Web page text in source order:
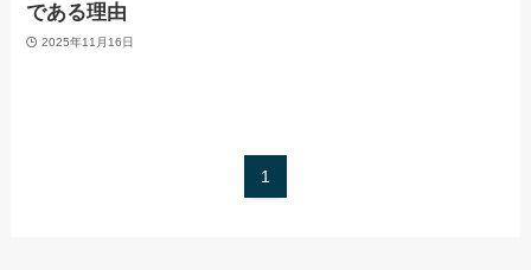
である理由
2025年11月16日
1